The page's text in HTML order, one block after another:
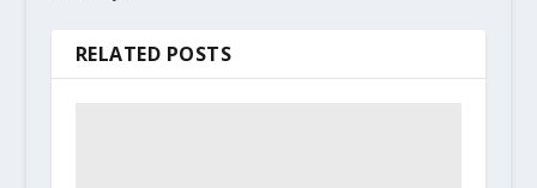
RELATED POSTS